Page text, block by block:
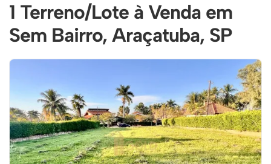
1 Terreno/Lote à Venda em
Sem Bairro, Araçatuba, SP